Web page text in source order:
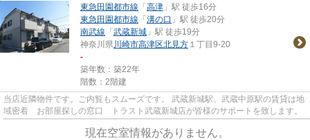
東急田園都市線 「高津 」駅 徒歩16分
東急田園都市線 「溝の口 」駅 徒歩20分
南武線 「武蔵新城 」駅 徒歩19分
神奈川県川崎市高津区北見方 １丁目9-20
-
築年数：築22年
階数：2階建
当店近隣物件です。ご内覧もスムーズです。 武蔵新城駅、武蔵中原駅の賃貸は地
域密着 お部屋探しの窓口 トラスト武蔵新城店が皆様のサポートを致します。
現在空室情報がありません。